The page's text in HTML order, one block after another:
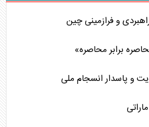
و فرازمینی چین
برابر محاصره»
و پاسدار انسجام ملی